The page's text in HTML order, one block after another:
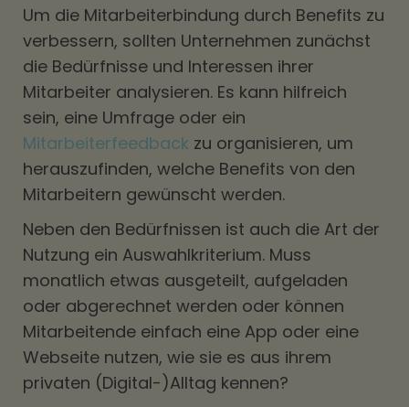
Um die Mitarbeiterbindung durch Benefits zu
verbessern, sollten Unternehmen zunächst
die Bedürfnisse und Interessen ihrer
Mitarbeiter analysieren. Es kann hilfreich
sein, eine Umfrage oder ein
Mitarbeiterfeedback zu organisieren, um
herauszufinden, welche Benefits von den
Mitarbeitern gewünscht werden.
Neben den Bedürfnissen ist auch die Art der
Nutzung ein Auswahlkriterium. Muss
monatlich etwas ausgeteilt, aufgeladen
oder abgerechnet werden oder können
Mitarbeitende einfach eine App oder eine
Webseite nutzen, wie sie es aus ihrem
privaten (Digital-)Alltag kennen?